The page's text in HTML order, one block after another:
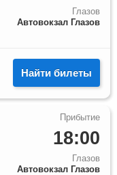
Глазов
Автовокзал Глазов
Найти билеты
18:00
Глазов
Автовокзал Глазов